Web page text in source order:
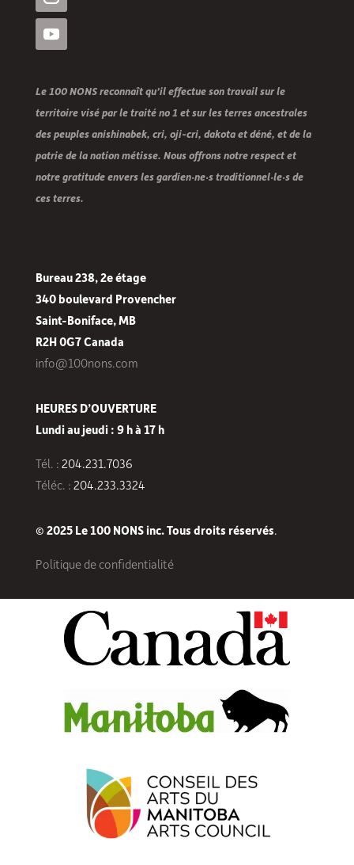
Le 100 NONS reconnaît qu’il effectue son travail sur le
territoire visé par le traité no 1 et sur les terres ancestrales
des peuples anishinabek, cri, oji-cri, dakota et déné, et de la
patrie de la nation métisse. Nous offrons notre respect et
notre gratitude envers les gardien·ne·s traditionnel·le·s de
ces terres.
Bureau 238, 2e étage
340 boulevard Provencher
Saint-Boniface, MB
R2H 0G7 Canada
info@100nons.com
HEURES D’OUVERTURE
Lundi au jeudi : 9 h à 17 h
Tél. : 204.231.7036
Téléc. : 204.233.3324
© 2025 Le 100 NONS inc. Tous droits réservés.
Politique de confidentialité